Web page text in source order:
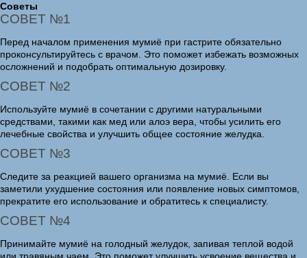
Советы
СОВЕТ №1
Перед началом применения мумиё при гастрите обязательно
проконсультируйтесь с врачом. Это поможет избежать возможных
осложнений и подобрать оптимальную дозировку.
СОВЕТ №2
Используйте мумиё в сочетании с другими натуральными
средствами, такими как мед или алоэ вера, чтобы усилить его
лечебные свойства и улучшить общее состояние желудка.
СОВЕТ №3
Следите за реакцией вашего организма на мумиё. Если вы
заметили ухудшение состояния или появление новых симптомов,
прекратите его использование и обратитесь к специалисту.
СОВЕТ №4
Принимайте мумиё на голодный желудок, запивая теплой водой